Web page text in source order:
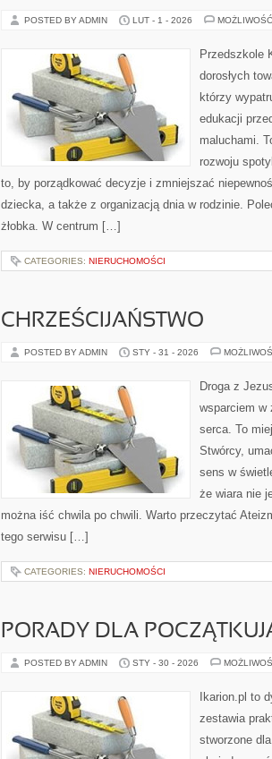
POSTED BY ADMIN LUT - 1 - 2026
Przedszkole
dorosłych
którzy
edukacji
maluchami.
rozwoju
to, by porządkować decyzje i zmniejszać
dziecka, a także z organizacją dnia w rodzinie.
żłobka. W centrum […]
CATEGORIES: NIERUCHOMOŚCI
CHRZEŚCIJAŃSTWO
POSTED BY ADMIN STY - 31 - 2026
Droga z
wsparciem w
serca. To
Stwórcy,
sens w
że wiara nie
można iść chwila po chwili. Warto przeczytać
tego serwisu […]
CATEGORIES: NIERUCHOMOŚCI
PORADY DLA
POSTED BY ADMIN STY - 30 - 2026
Ikarion.pl to
zestawia
stworzone